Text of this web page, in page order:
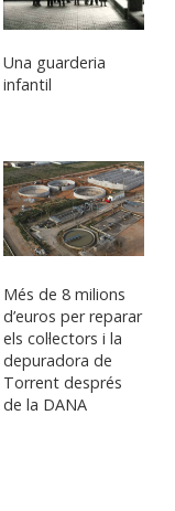
Una guarderia
infantil
Més de 8 milions
d’euros per reparar
els col·lectors i la
depuradora de
Torrent després
de la DANA